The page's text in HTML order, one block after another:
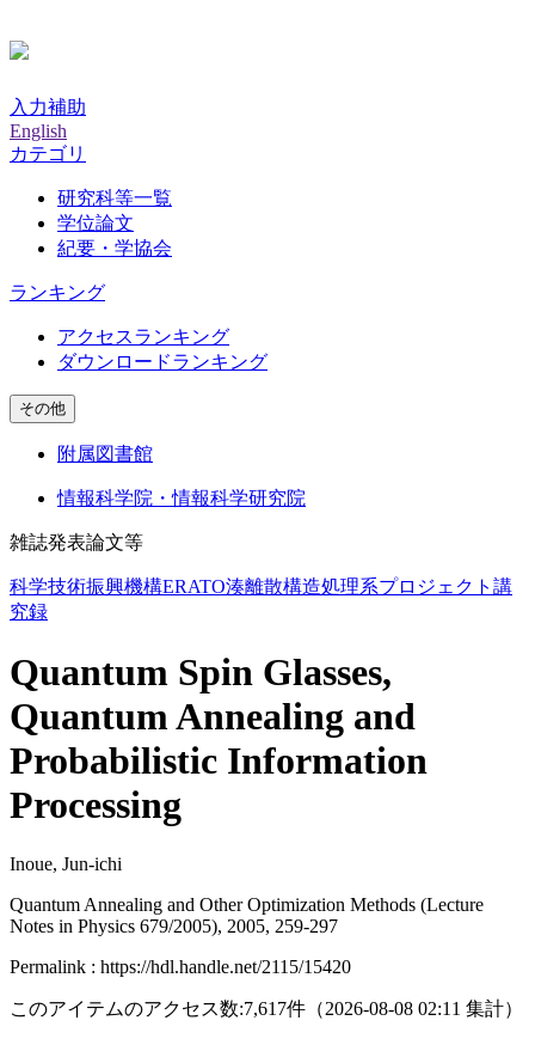
入力補助
English
カテゴリ
研究科等一覧
学位論文
紀要・学協会
ランキング
アクセスランキング
ダウンロードランキング
その他
附属図書館
情報科学院・情報科学研究院
雑誌発表論文等
科学技術振興機構ERATO湊離散構造処理系プロジェクト講
究録
Quantum Spin Glasses,
Quantum Annealing and
Probabilistic Information
Processing
Inoue, Jun-ichi
Quantum Annealing and Other Optimization Methods (Lecture
Notes in Physics 679/2005), 2005, 259-297
Permalink : https://hdl.handle.net/2115/15420
このアイテムのアクセス数:7,617件 （2026-08-08 02:11 集計）